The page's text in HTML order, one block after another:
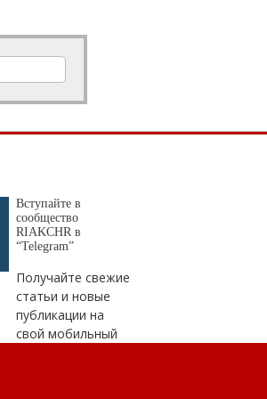
Вступайте в
сообщество
RIAKCHR в
“Telegram”
Получайте свежие
статьи и новые
публикации на
свой мобильный